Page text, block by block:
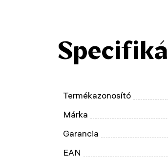
Termékazonosító
Márka
Garancia
EAN